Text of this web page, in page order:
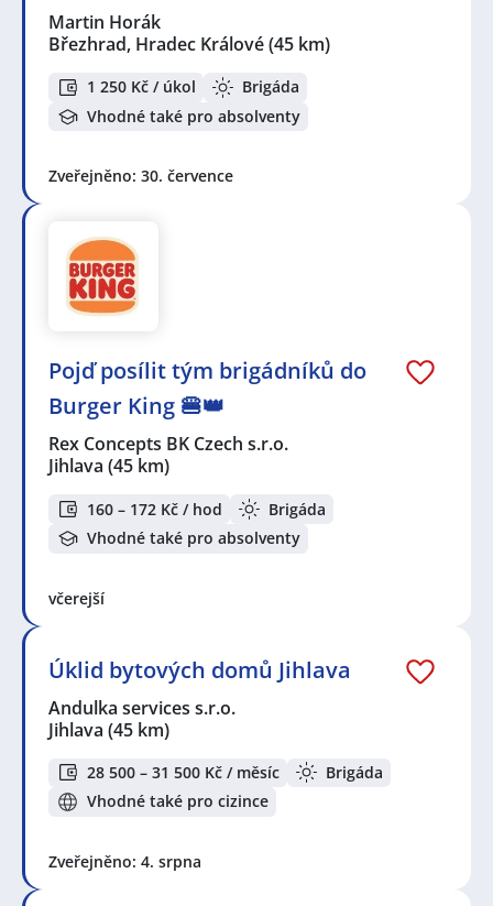
Martin Horák
Březhrad, Hradec Králové(45 km)
1 250 Kč / úkol
Brigáda
Vhodné také pro absolventy
Zveřejněno: 30. července
Pojď posílit tým brigádníků do
Burger King 🍔👑
Rex Concepts BK Czech s.r.o.
Jihlava (45 km)
160 – 172 Kč / hod
Brigáda
Vhodné také pro absolventy
včerejší
Úklid bytových domů Jihlava
Andulka services s.r.o.
Jihlava (45 km)
28 500 – 31 500 Kč / měsíc
Brigáda
Vhodné také pro cizince
Zveřejněno: 4. srpna